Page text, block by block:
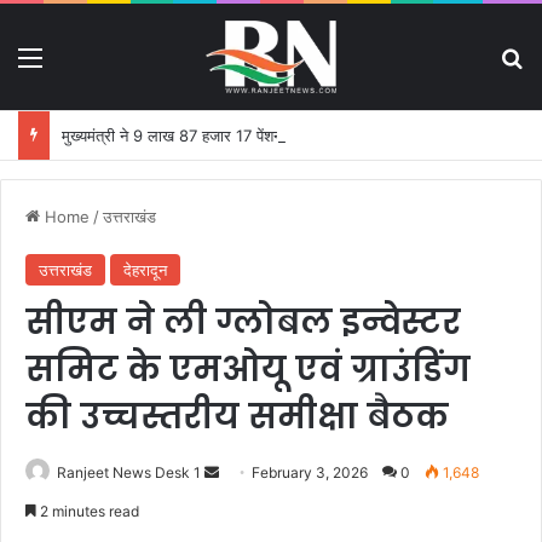
Home /उत्तराखंड
उत्तराखंड देहरादून
सीएम ने ली ग्लोबल इन्वेस्टर
समिट के एमओयू एवं ग्राउंडिंग
की उच्चस्तरीय समीक्षा बैठक
Ranjeet News Desk 1 February 3, 2026 0 1,648
2 minutes read